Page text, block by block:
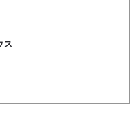
品な印象に…体のラインを
、暑い日でもサラッと涼し
ス